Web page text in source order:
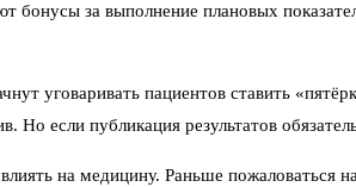
бонусы за выполнение плановых
уговаривать пациентов ставить
Но если публикация результатов
на медицину. Раньше пожаловаться